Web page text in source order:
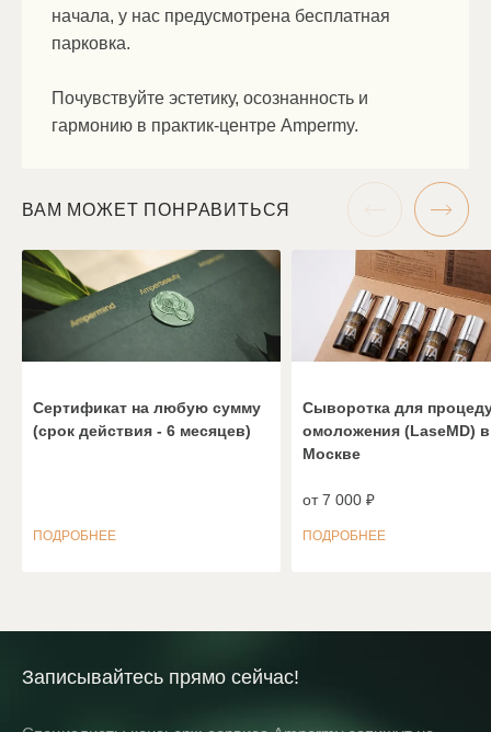
начала, у нас предусмотрена бесплатная
парковка.
Почувствуйте эстетику, осознанность и
гармонию в практик-центре Ampermy.
ВАМ МОЖЕТ ПОНРАВИТЬСЯ
Сертификат на любую сумму
(срок действия - 6 месяцев)
ПОДРОБНЕЕ
Сыворотка для
омоложения (LaseMD) в
Москве
от 7 000 ₽
ПОДРОБНЕЕ
Записывайтесь прямо сейчас!